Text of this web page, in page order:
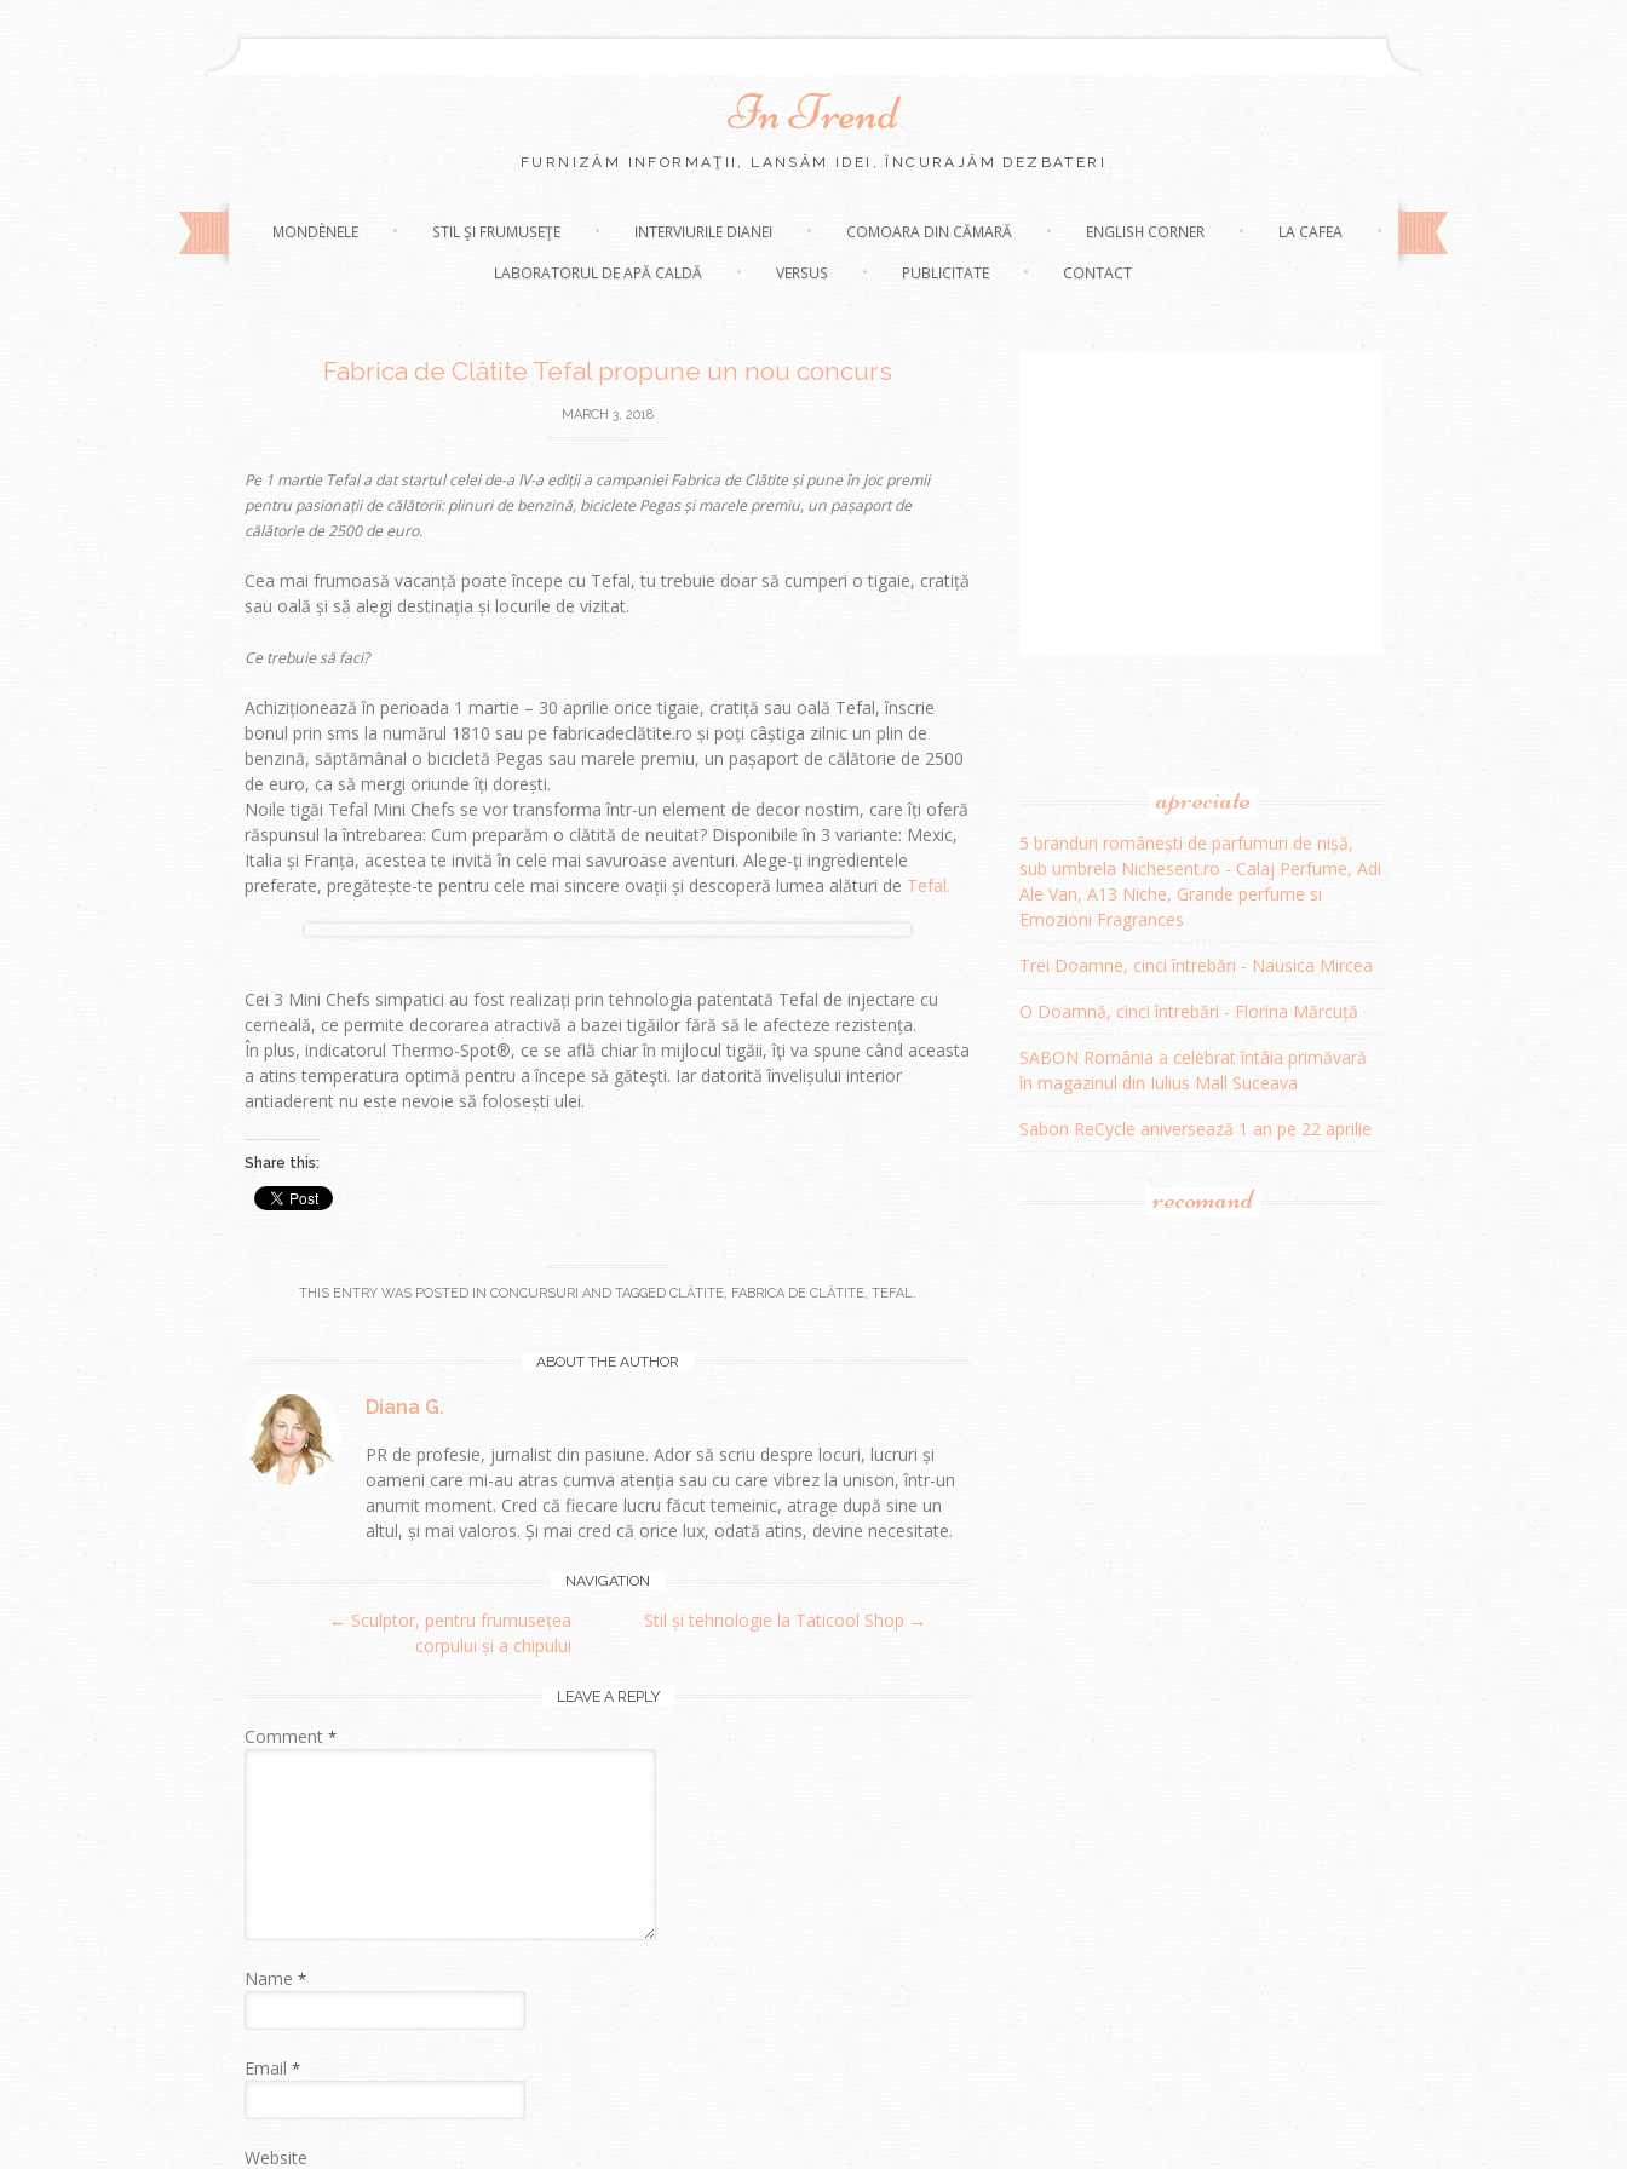
In Trend
FURNIZĂM INFORMAŢII, LANSĂM IDEI, ÎNCURAJĂM DEZBATERI
content
MONDÈNELE STIL ŞI FRUMUSEŢE INTERVIURILE DIANEI COMOARA DIN CĂMARĂ ENGLISH CORNER
LA CAFEA
LABORATORUL DE APĂ CALDĂ
VERSUS PUBLICITATE CONTACT
Fabrica de Clătite Tefal propune un nou concurs
MARCH 3, 2018
Pe 1 martie Tefal a dat startul celei de-a IV-a ediții a campaniei Fabrica de Clătite și pune în joc premii
pentru pasionații de călătorii: plinuri de benzină, biciclete Pegas și marele premiu, un pașaport de
călătorie de 2500 de euro.
Cea mai frumoasă vacanță poate începe cu Tefal, tu trebuie doar să cumperi o tigaie, cratiță
sau oală și să alegi destinația și locurile de vizitat.
Ce trebuie să faci?
Achiziționează în perioada 1 martie – 30 aprilie orice tigaie, cratiță sau oală Tefal, înscrie
bonul prin sms la numărul 1810 sau pe fabricadeclătite.ro și poți câștiga zilnic un plin de
benzină, săptămânal o bicicletă Pegas sau marele premiu, un pașaport de călătorie de 2500
de euro, ca să mergi oriunde îți dorești.
Noile tigăi Tefal Mini Chefs se vor transforma într-un element de decor nostim, care îți oferă
răspunsul la întrebarea: Cum preparăm o clătită de neuitat? Disponibile în 3 variante: Mexic,
Italia și Franța, acestea te invită în cele mai savuroase aventuri. Alege-ți ingredientele
preferate, pregătește-te pentru cele mai sincere ovații și descoperă lumea alături de Tefal.
Cei 3 Mini Chefs simpatici au fost realizați prin tehnologia patentată Tefal de injectare cu
cerneală, ce permite decorarea atractivă a bazei tigăilor fără să le afecteze rezistența.
În plus, indicatorul Thermo-Spot®, ce se află chiar în mijlocul tigăii, îţi va spune când aceasta
a atins temperatura optimă pentru a începe să găteşti. Iar datorită învelișului interior
antiaderent nu este nevoie să folosești ulei.
Share this:
THIS ENTRY WAS POSTED IN CONCURSURI AND TAGGED CLĂTITE, FABRICA DE CLĂTITE, TEFAL.
ABOUT THE AUTHOR
Diana G.
PR de profesie, jurnalist din pasiune. Ador să scriu despre locuri, lucruri și
oameni care mi-au atras cumva atenția sau cu care vibrez la unison, într-un
anumit moment. Cred că fiecare lucru făcut temeinic, atrage după sine un
altul, și mai valoros. Și mai cred că orice lux, odată atins, devine necesitate.
navigation
NAVIGATION
← Sculptor, pentru frumusețea
corpului și a chipului
Stil și tehnologie la Taticool Shop →
LEAVE A REPLY
Comment *
Name *
Email *
Website
apreciate
5 branduri românești de parfumuri de nișă,
sub umbrela Nichesent.ro - Calaj Perfume, Adi
Ale Van, A13 Niche, Grande perfume si
Emozioni Fragrances
Trei Doamne, cinci întrebări - Nausica Mircea
O Doamnă, cinci întrebări - Florina Mărcuță
SABON România a celebrat întâia primăvară
în magazinul din Iulius Mall Suceava
Sabon ReCycle aniversează 1 an pe 22 aprilie
recomand